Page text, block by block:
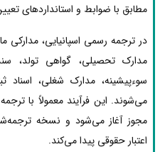
مطابق با ضوابط و استانداردهای
در ترجمه رسمی اسپانیایی، مدارکی
مدارک تحصیلی، گواهی تولد،
سوءپیشینه، مدارک شغلی، اسناد
می‌شوند. این فرآیند معمولاً با
مجوز آغاز می‌شود و نسخه
اعتبار حقوقی پیدا می‌کند.